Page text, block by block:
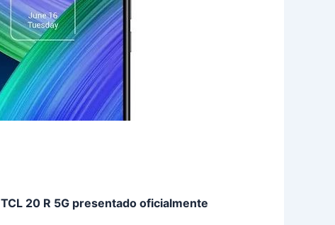
TCL 20 R 5G presentado oficialmente